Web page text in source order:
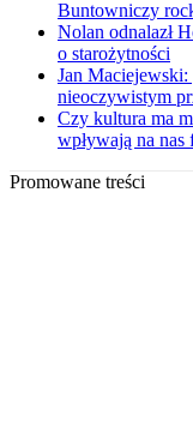
Buntowniczy
Nolan odnalazł
o starożytności
Jan Maciejewski:
nieoczywistym
Czy kultura ma
wpływają na
Promowane treści